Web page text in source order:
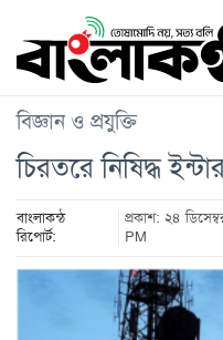
বিজ্ঞান ও প্রযুক্তি
চিরতরে নিষিদ্ধ
বাংলাকন্ঠ
রিপোর্ট:
প্রকাশ: ২৪
PM